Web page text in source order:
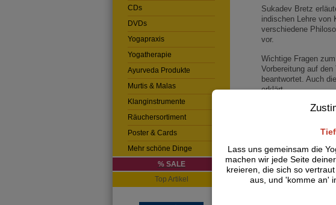
Sukadev Bretz
indischen Lehre von
verschiedene
vor.
Wichtige Fragen
Vorbereitung auf
beantwortet. Auch
erklärt.
Audio-CD /
Empfohlenes
CDs
DVDs
Yogapraxis
Yogatherapie
Ayurveda Produkte
Murtis & Malas
Klanginstrumente
Räuchersortiment
Poster & Cards
Mehr schöne Dinge
% SALE
Top Artikel
Lass uns gemeinsam die
machen wir jede Seite
kreieren, die sich so
aus, und 'komme an'